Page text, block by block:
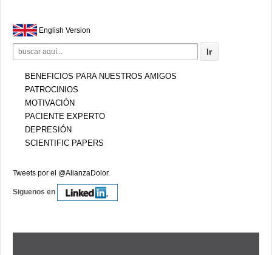
English Version
Search
for:
BENEFICIOS PARA NUESTROS AMIGOS
PATROCINIOS
MOTIVACIÓN
PACIENTE EXPERTO
DEPRESIÓN
SCIENTIFIC PAPERS
Tweets por el @AlianzaDolor.
Siguenos en